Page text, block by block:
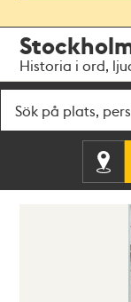
navigationen
huvudinnehållet
Historia i ord,